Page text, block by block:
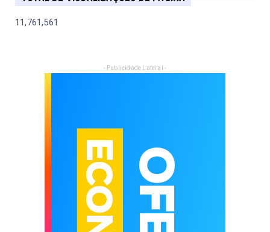
11,761,561
- Publicidade Lateral -